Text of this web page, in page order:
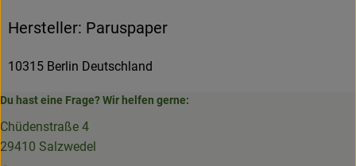
Hersteller: Paruspaper
10315 Berlin Deutschland
Du hast eine Frage? Wir helfen gerne:
Chüdenstraße 4
29410 Salzwedel